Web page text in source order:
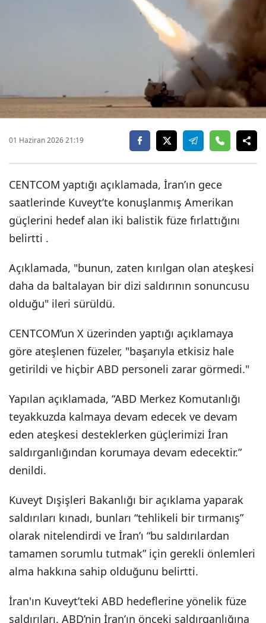
01 Haziran 2026 21:19
CENTCOM yaptığı açıklamada, İran’ın gece
saatlerinde Kuveyt’te konuşlanmış Amerikan
güçlerini hedef alan iki balistik füze fırlattığını
belirtti .
Açıklamada, "bunun, zaten kırılgan olan ateşkesi
daha da baltalayan bir dizi saldırının sonuncusu
olduğu" ileri sürüldü.
CENTCOM’un X üzerinden yaptığı açıklamaya
göre ateşlenen füzeler, "başarıyla etkisiz hale
getirildi ve hiçbir ABD personeli zarar görmedi."
Yapılan açıklamada, “ABD Merkez Komutanlığı
teyakkuzda kalmaya devam edecek ve devam
eden ateşkesi desteklerken güçlerimizi İran
saldırganlığından korumaya devam edecektir.”
denildi.
Kuveyt Dışişleri Bakanlığı bir açıklama yaparak
saldırıları kınadı, bunları “tehlikeli bir tırmanış”
olarak nitelendirdi ve İran’ı “bu saldırılardan
tamamen sorumlu tutmak” için gerekli önlemleri
alma hakkına sahip olduğunu belirtti.
İran'ın Kuveyt’teki ABD hedeflerine yönelik füze
saldırıları, ABD’nin İran’ın önceki saldırganlığına